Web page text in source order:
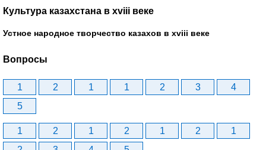
Культура казахстана в xviii веке
Устное народное творчество казахов в xviii веке
Вопросы
1 2 1 1 2 3
4
5
1 2 1 2 1 2
1